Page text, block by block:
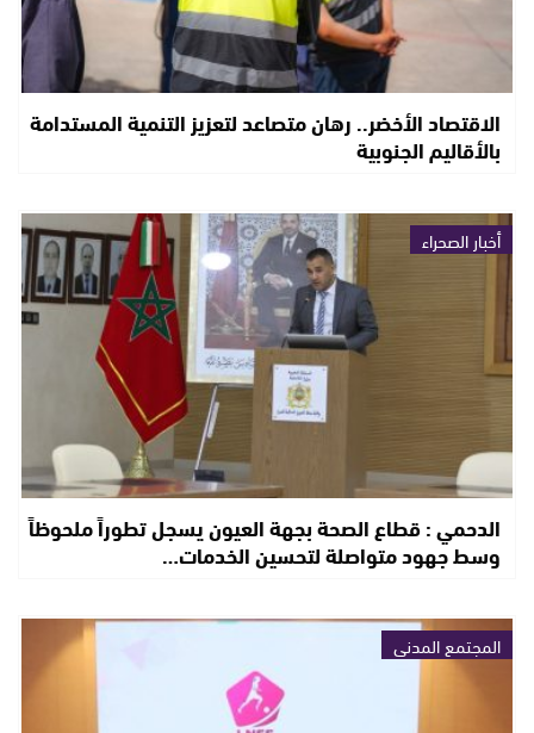
الاقتصاد الأخضر.. رهان متصاعد لتعزيز التنمية المستدامة
بالأقاليم الجنوبية
أخبار الصحراء
الدحمي : قطاع الصحة بجهة العيون يسجل تطوراً ملحوظاً
وسط جهود متواصلة لتحسين الخدمات…
المجتمع المدني